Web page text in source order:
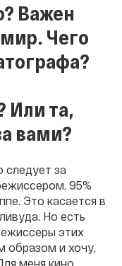
Важен
Чего
Или та,
вами?
следует за
95%
Это касается в
Но есть
этих
образом и хочу,
меня кино